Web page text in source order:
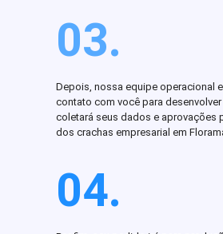
03.
Depois, nossa equipe operacional
contato com você para desenvolver
coletará seus dados e aprovações
dos crachas empresarial em
04.